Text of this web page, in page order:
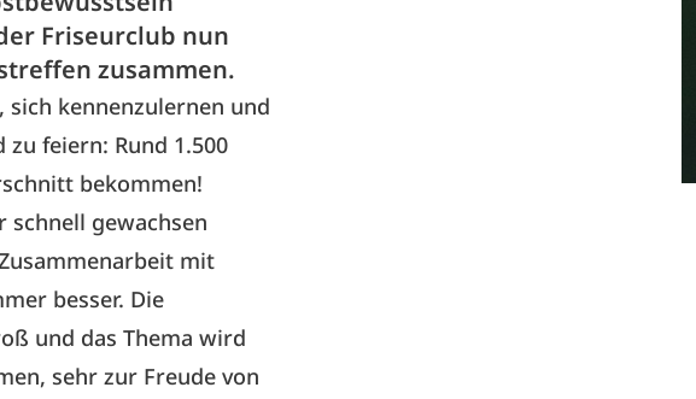
Friseurclub nun
zusammen.
kennenzulernen und
feiern: Rund 1.500
bekommen!
schnell gewachsen
mit
besser. Die
und das Thema wird
sehr zur Freude von